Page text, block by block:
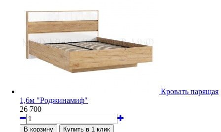
Кровать парящая
1,6м "Роджинамиф"
26 700